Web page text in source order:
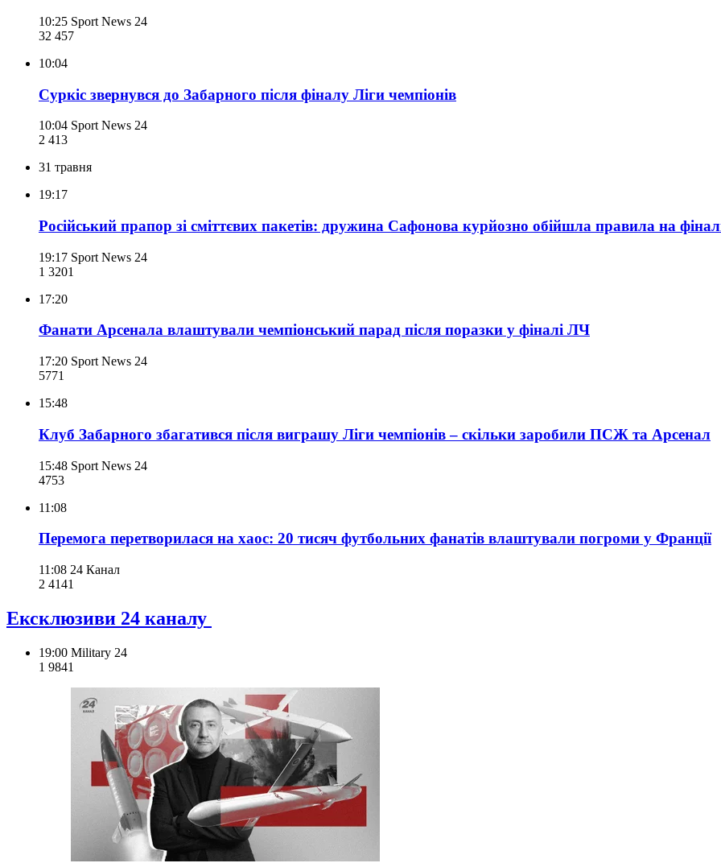
10:25 Sport News 24
32 457
10:04
Суркіс звернувся до Забарного після фіналу Ліги чемпіонів
10:04 Sport News 24
2 413
31 травня
19:17
Російський прапор зі сміттєвих пакетів: дружина Сафонова курйозно обійшла правила на
19:17 Sport News 24
1 3201
17:20
Фанати Арсенала влаштували чемпіонський парад після поразки у фіналі ЛЧ
17:20 Sport News 24
5771
15:48
Клуб Забарного збагатився після виграшу Ліги чемпіонів – скільки заробили ПСЖ та Арсенал
15:48 Sport News 24
4753
11:08
Перемога перетворилася на хаос: 20 тисяч футбольних фанатів влаштували погроми у Франції
11:08 24 Канал
2 4141
Ексклюзиви 24 каналу
19:00 Military 24
1 9841